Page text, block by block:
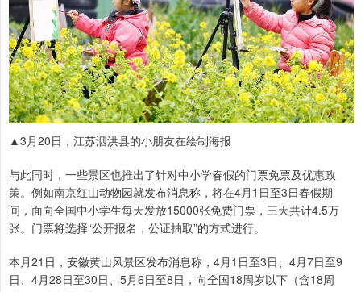
▲3月20日，江苏泗洪县的小朋友在绘制海报
与此同时，一些景区也推出了针对中小学春假的门票免票及优惠政
策。例如南京红山动物园就发布消息称，将在4月1日至3日春假期
间，面向全国中小学生每天发放15000张免费门票，三天共计4.5万
张。门票将选择“公开报名，公证抽取”的方式进行。
本月21日，安徽黄山风景区发布消息称，4月1日至3日、4月7日至9
日、4月28日至30日、5月6日至8日，向全国18周岁以下（含18周